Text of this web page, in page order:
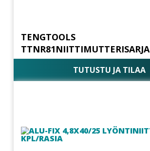
TENGTOOLS
TTNR81NIITTIMUTTERISARJA
TUTUSTU JA TILAA